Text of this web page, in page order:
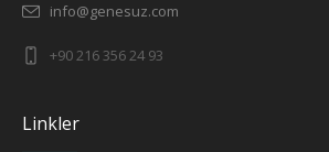
info@genesuz.com
+90 216 356 24 93
Linkler